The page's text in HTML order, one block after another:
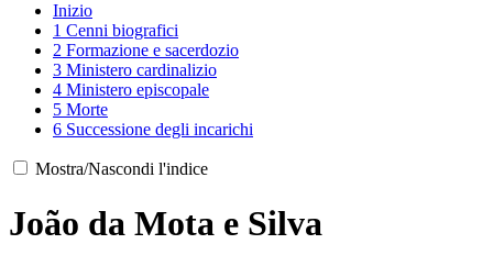
Inizio
1 Cenni biografici
2 Formazione e sacerdozio
3 Ministero cardinalizio
4 Ministero episcopale
5 Morte
6 Successione degli incarichi
Mostra/Nascondi l'indice
João da Mota e Silva